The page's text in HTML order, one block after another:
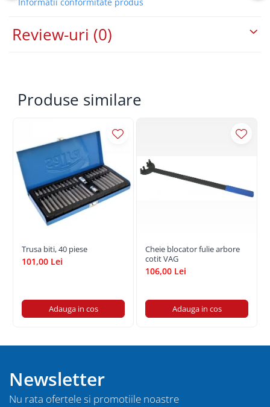
Informatii conformitate produs
Review-uri (0)
Produse similare
Trusa biti, 40 piese
101,00 Lei
Adauga in cos
Cheie blocator fulie arbore
cotit VAG
106,00 Lei
Adauga in cos
Newsletter
Nu rata ofertele si promotiile noastre